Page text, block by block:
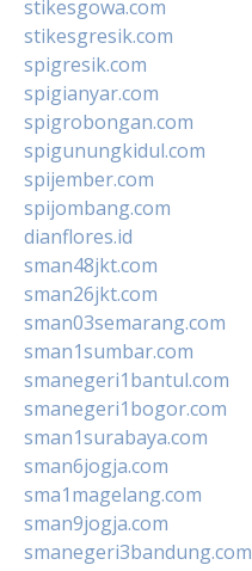
stikesgowa.com
stikesgresik.com
spigresik.com
spigianyar.com
spigrobongan.com
spigunungkidul.com
spijember.com
spijombang.com
dianflores.id
sman48jkt.com
sman26jkt.com
sman03semarang.com
sman1sumbar.com
smanegeri1bantul.com
smanegeri1bogor.com
sman1surabaya.com
sman6jogja.com
sma1magelang.com
sman9jogja.com
smanegeri3bandung.com